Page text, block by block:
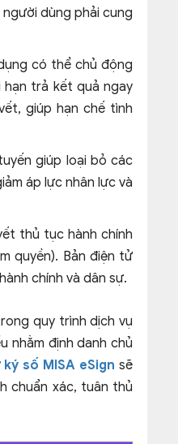
dùng phải cung
có thể chủ động
trả kết quả ngay
giúp hạn chế tình
giúp loại bỏ các
áp lực nhân lực và
thủ tục hành chính
quyền). Bản điện tử
chính và dân sự.
quy trình dịch vụ
nhằm định danh chủ
số MISA eSign sẽ
chuẩn xác, tuân thủ